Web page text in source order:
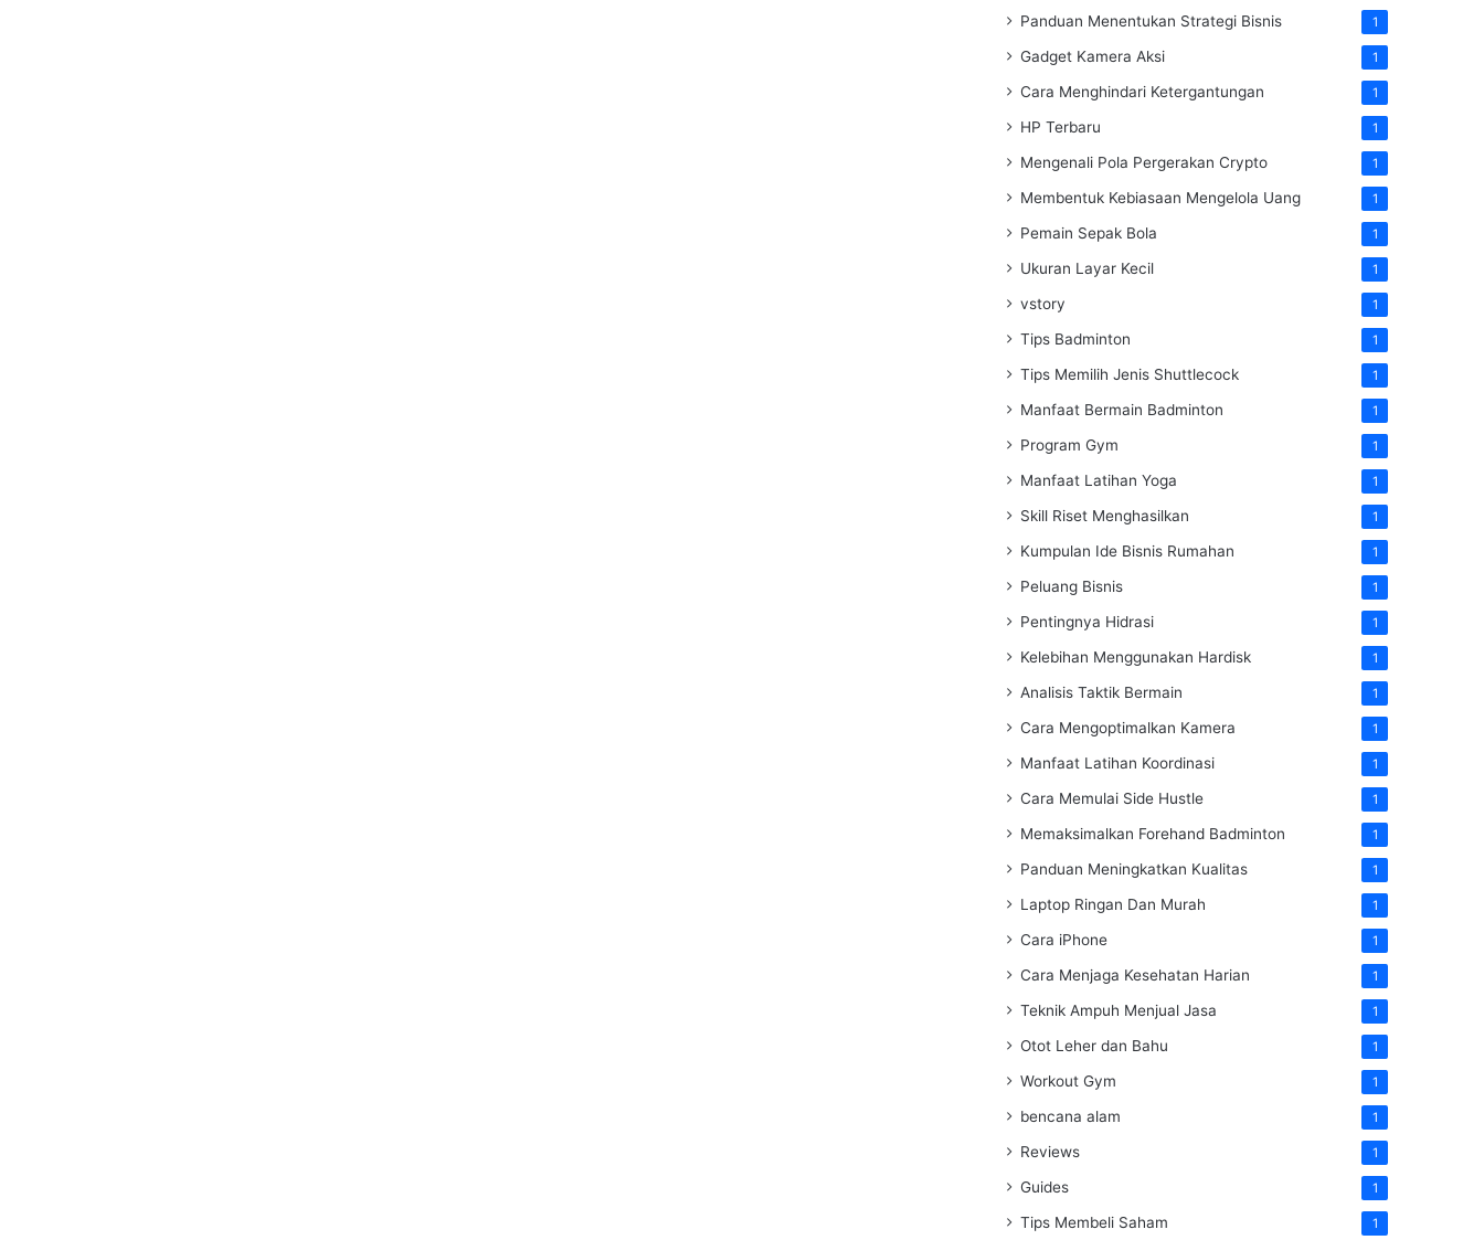
Panduan Menentukan Strategi Bisnis 1
Gadget Kamera Aksi 1
Cara Menghindari Ketergantungan 1
HP Terbaru 1
Mengenali Pola Pergerakan Crypto 1
Membentuk Kebiasaan Mengelola Uang 1
Pemain Sepak Bola 1
Ukuran Layar Kecil 1
vstory 1
Tips Badminton 1
Tips Memilih Jenis Shuttlecock 1
Manfaat Bermain Badminton 1
Program Gym 1
Manfaat Latihan Yoga 1
Skill Riset Menghasilkan 1
Kumpulan Ide Bisnis Rumahan 1
Peluang Bisnis 1
Pentingnya Hidrasi 1
Kelebihan Menggunakan Hardisk 1
Analisis Taktik Bermain 1
Cara Mengoptimalkan Kamera 1
Manfaat Latihan Koordinasi 1
Cara Memulai Side Hustle 1
Memaksimalkan Forehand Badminton 1
Panduan Meningkatkan Kualitas 1
Laptop Ringan Dan Murah 1
Cara iPhone 1
Cara Menjaga Kesehatan Harian 1
Teknik Ampuh Menjual Jasa 1
Otot Leher dan Bahu 1
Workout Gym 1
bencana alam 1
Reviews 1
Guides 1
Tips Membeli Saham 1